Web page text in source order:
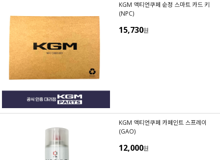
KGM 액티언쿠페 순정 스마트 카드 키
(NPC)
15,730원
KGM 액티언쿠페 카페인트 스프레이
(GAO)
12,000원